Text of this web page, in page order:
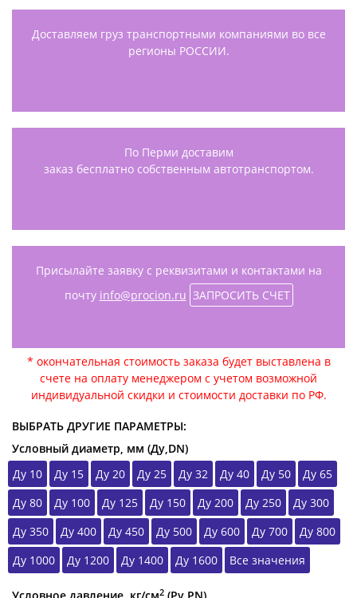
Доставляем груз транспортными компаниями во все
регионы РОССИИ.
По Перми доставим
заказ бесплатно собственным автотранспортом.
Присылайте заявку с реквизитами и контактами на
почту info@procion.ru ЗАПРОСИТЬ СЧЕТ
* окончательная стоимость заказа будет выставлена в
счете на оплату менеджером с учетом возможной
индивидуальной скидки и стоимости доставки по РФ.
ВЫБРАТЬ ДРУГИЕ ПАРАМЕТРЫ:
Условный диаметр, мм (Ду,DN)
Ду 10
Ду 15 Ду 20 Ду 25 Ду 32 Ду 40 Ду 50
Ду 65
Ду 80
Ду 100 Ду 125 Ду 150 Ду 200 Ду 250
Ду 300
Ду 350
Ду 400 Ду 450 Ду 500 Ду 600 Ду 700
Ду 800
Ду 1000
Ду 1200 Ду 1400 Ду 1600 Все значения
2